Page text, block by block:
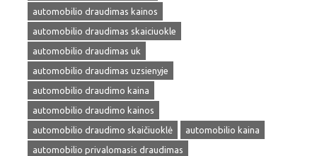
automobilio draudimas kainos
automobilio draudimas skaiciuokle
automobilio draudimas uk
automobilio draudimas uzsienyje
automobilio draudimo kaina
automobilio draudimo kainos
automobilio draudimo skaičiuoklė
automobilio kaina
automobilio privalomasis draudimas